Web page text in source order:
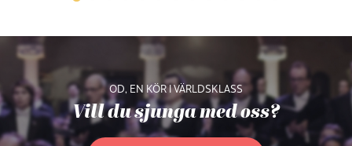
OD, EN KÖR I VÄRLDSKLASS
Vill du sjunga med oss?